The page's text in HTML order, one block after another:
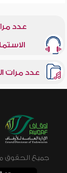
عدد
عدد مرات
جميع الحقوق محفوظة © 2026 -